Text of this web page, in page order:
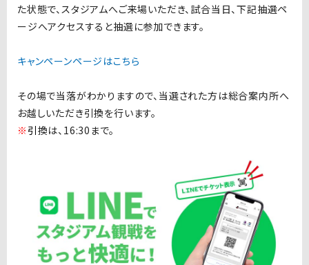
た状態で、スタジアムへご来場いただき、試合当日、下記抽選ペ
ージへアクセスすると抽選に参加できます。
キャンペーンページはこちら
その場で当落がわかりますので、当選された方は総合案内所へ
お越しいただき引換を行います。
※ 引換は、16:30まで。